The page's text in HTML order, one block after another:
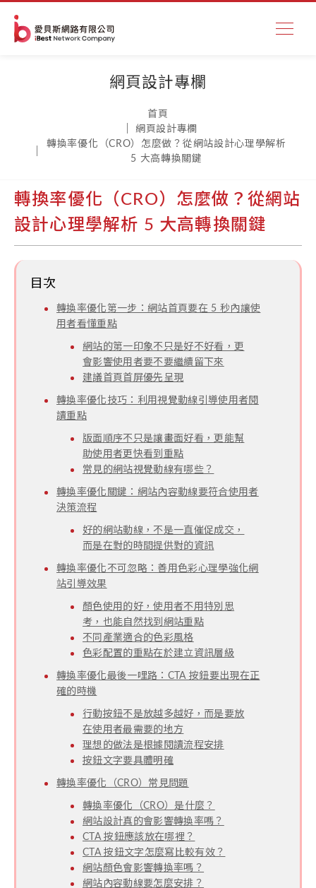
網頁設計專欄
首頁
網頁設計專欄
轉換率優化（CRO）怎麼做？從網站設計心理學解析
5 大高轉換關鍵
轉換率優化（CRO）怎麼做？從網站
設計心理學解析 5 大高轉換關鍵
目次
轉換率優化第一步：網站首頁要在 5 秒內讓使
用者看懂重點
網站的第一印象不只是好不好看，更
會影響使用者要不要繼續留下來
建議首頁首屏優先呈現
轉換率優化技巧：利用視覺動線引導使用者閱
讀重點
版面順序不只是讓畫面好看，更能幫
助使用者更快看到重點
常見的網站視覺動線有哪些？
轉換率優化關鍵：網站內容動線要符合使用者
決策流程
好的網站動線，不是一直催促成交，
而是在對的時間提供對的資訊
轉換率優化不可忽略：善用色彩心理學強化網
站引導效果
顏色使用的好，使用者不用特別思
考，也能自然找到網站重點
不同產業適合的色彩風格
色彩配置的重點在於建立資訊層級
轉換率優化最後一哩路：CTA 按鈕要出現在正
確的時機
行動按鈕不是放越多越好，而是要放
在使用者最需要的地方
理想的做法是根據閱讀流程安排
按鈕文字要具體明確
轉換率優化（CRO）常見問題
轉換率優化（CRO）是什麼？
網站設計真的會影響轉換率嗎？
CTA 按鈕應該放在哪裡？
CTA 按鈕文字怎麼寫比較有效？
網站顏色會影響轉換率嗎？
網站內容動線要怎麼安排？